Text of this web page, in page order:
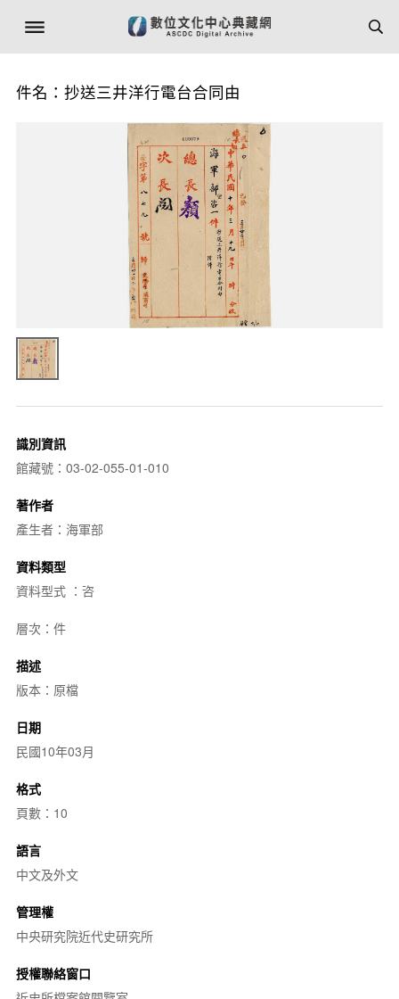
件名：抄送三井洋行電台合同由
識別資訊
館藏號：03-02-055-01-010
著作者
產生者：海軍部
資料類型
資料型式 ：咨
層次：件
描述
版本：原檔
日期
民國10年03月
格式
頁數：10
語言
中文及外文
管理權
中央研究院近代史研究所
授權聯絡窗口